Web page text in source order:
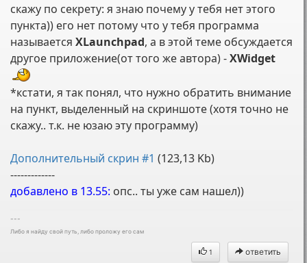
скажу по секрету: я знаю почему у тебя нет этого
пункта)) его нет потому что у тебя программа
называетсяXLaunchpad, а в этой теме обсуждается
другое приложение(от того же автора) -XWidget
*кстати, я так понял, что нужно обратить внимание
на пункт, выделенный на скриншоте (хотя точно не
скажу.. т.к. не юзаю эту программу)
Дополнительный скрин #1 (123,13 Kb)
-------------
добавлено в 13.55: опс.. ты уже сам нашел))
---
Либо я найду свой путь, либо проложу его сам
1 ответить